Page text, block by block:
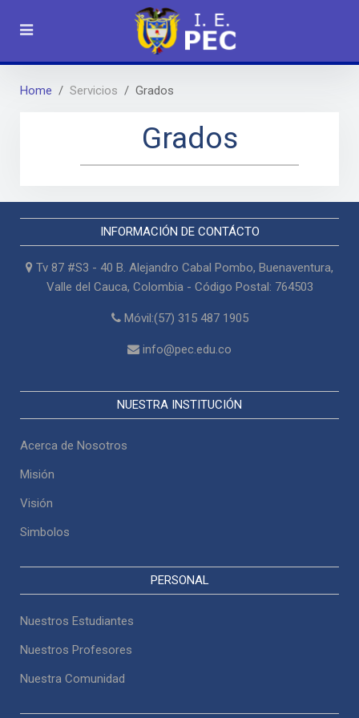
Home Servicios Grados
Grados
INFORMACIÓN DE CONTÁCTO
Tv 87 #S3 - 40 B. Alejandro Cabal Pombo, Buenaventura,
Valle del Cauca, Colombia - Código Postal: 764503
Móvil:(57) 315 487 1905
info@pec.edu.co
NUESTRA INSTITUCIÓN
Acerca de Nosotros
Misión
Visión
Simbolos
PERSONAL
Nuestros Estudiantes
Nuestros Profesores
Nuestra Comunidad